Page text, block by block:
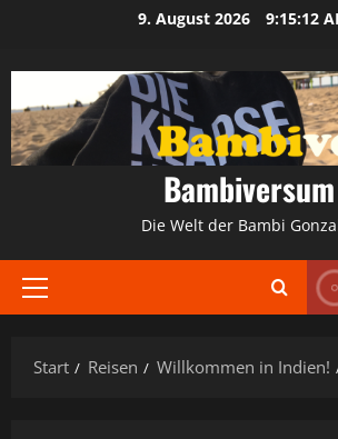
springen
9. August 2026 9:15:12
Bambiversum
Die Welt der Bambi
Primäres
Start Reisen Willkommen in Indien!